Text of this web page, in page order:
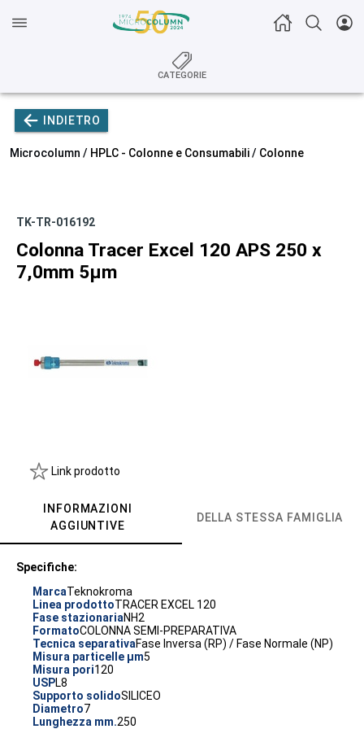
CATEGORIE
INDIETRO
Microcolumn / HPLC - Colonne e Consumabili/ Colonne
TK-TR-016192
Colonna Tracer Excel 120 APS 250 x
7,0mm 5µm
Link prodotto
INFORMAZIONI
AGGIUNTIVE
DELLA STESSA FAMIGLIA
Specifiche:
MarcaTeknokroma
Linea prodottoTRACER EXCEL 120
Fase stazionariaNH2
FormatoCOLONNA SEMI-PREPARATIVA
Tecnica separativaFase Inversa (RP) / Fase Normale (NP)
Misura particelle µm5
Misura pori120
USPL8
Supporto solidoSILICEO
Diametro7
Lunghezza mm.250